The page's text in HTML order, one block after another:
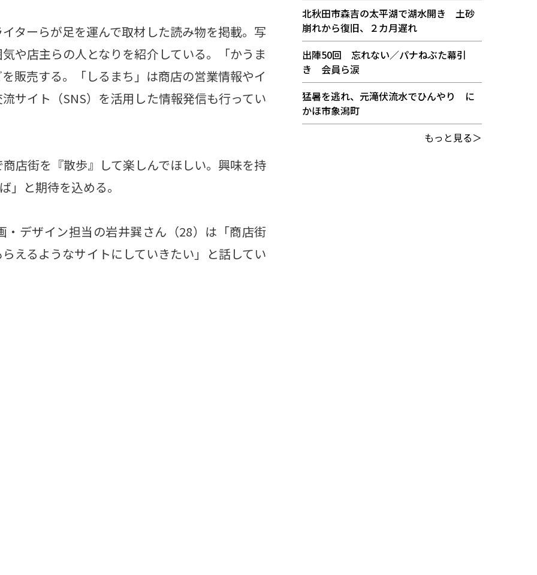
ーらが足を運んで取材した読み物を掲載。写
や店主らの人となりを紹介している。「かうま
販売する。「しるまち」は商店の営業情報やイ
サイト（SNS）を活用した情報発信も行ってい
店街を『散歩』して楽しんでほしい。興味を持
」と期待を込める。
デザイン担当の岩井巽さん（28）は「商店街
えるようなサイトにしていきたい」と話してい
北秋田市森吉の太平湖で湖水開き 土砂
崩れから復旧、２カ月遅れ
出陣50回 忘れない／パナねぶた幕引
き 会員ら涙
猛暑を逃れ、元滝伏流水でひんやり に
かほ市象潟町
もっと見る＞